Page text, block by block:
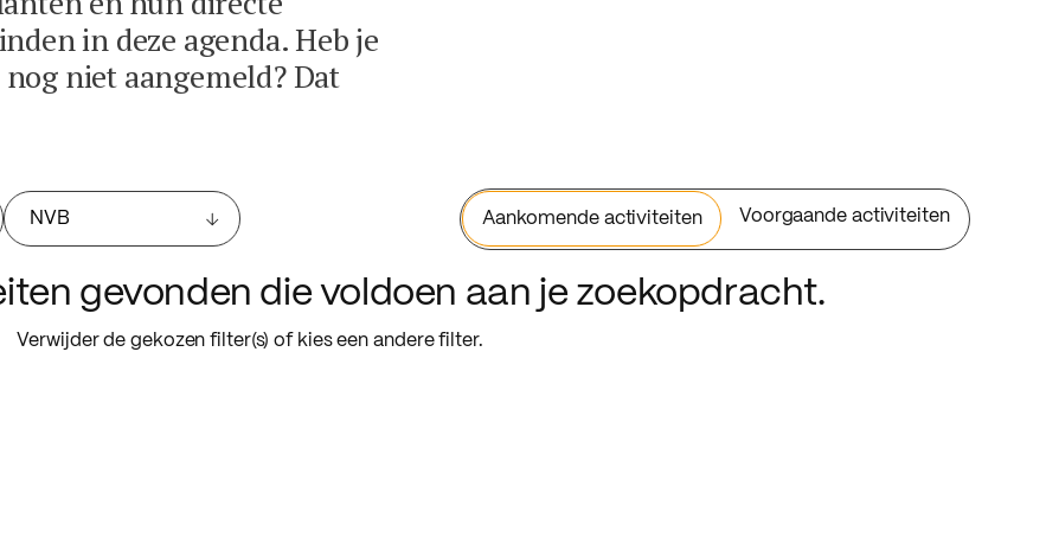
in deze agenda. Heb je
niet aangemeld? Dat
NVB Aankomende activiteiten Voorgaande activiteiten
gevonden die voldoen aan je zoekopdracht.
Verwijder de gekozen filter(s) of kies een andere filter.